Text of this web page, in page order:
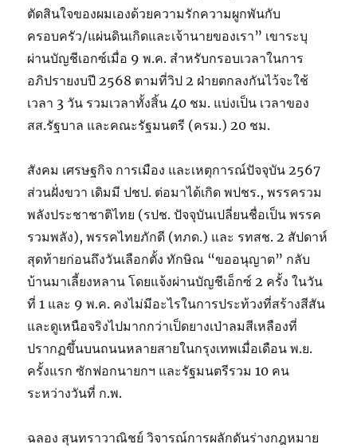
ตัดสินใจของผมเองด้วยความรักความผูกพันกับ
ครอบครัว/แผ่นดินเกิดและเจ้านายของเรา” เขาระบุ
ผ่านบัญชีเอกซ์เมื่อ 9 พ.ค. สำหรับกรอบเวลาในการ
อภิปรายงบปี 2568 ตามที่วิป 2 ฝ่ายตกลงกันไว้จะใช้
เวลา 3 วัน รวมเวลาทั้งสิ้น 40 ชม. แบ่งเป็น เวลาของ
สส.รัฐบาล และคณะรัฐมนตรี (ครม.) 20 ชม.
สังคม เศรษฐกิจ การเมือง และเหตุการณ์ปัจจุบัน 2567
ส่วนฝั่งขวา เดิมมี ปชป. ต่อมาได้เกิด พปชร., พรรครวม
พลังประชาชาติไทย (รปช. ปัจจุบันเปลี่ยนชื่อเป็น พรรค
รวมพลัง), พรรคไทยภักดี (ทภด.) และ รทสช. 2 สัปดาห์
สุดท้ายก่อนถึงวันเลือกตั้ง ทักษิณ “ขออนุญาต” กลับ
บ้านมาเลี้ยงหลาน โดยแจ้งผ่านบัญชีเอ็กซ์ 2 ครั้ง ในวัน
ที่ 1 และ 9 พ.ค. คงไม่มีอะไรในการประท้วงที่สร้างสีสัน
และดูเหนือจริงไปมากกว่าเป็ดยางเป่าลมสีเหลืองที่
ปรากฏขึ้นบนถนนหลายสายในกรุงเทพเมื่อเดือน พ.ย.
ครั้งแรก ซักฟอกนายกฯ และรัฐมนตรีรวม 10 คน
ระหว่างวันที่ ก.พ.
ฉลอง สุนทราวาณิชย์ วิจารณ์การผลักดันร่างกฎหมาย